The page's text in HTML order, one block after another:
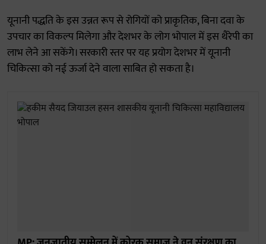
यूनानी पद्धति के इस उन्नत रूप से रोगियों को प्राकृतिक, बिना दवा के
उपचार का विकल्प मिलेगा और देशभर के लोग भोपाल में इस थैरेपी का
लाभ लेने आ सकेंगे। सरकारी स्तर पर यह प्रयोग देशभर में यूनानी
चिकित्सा को नई ऊर्जा देने वाला साबित हो सकता है।